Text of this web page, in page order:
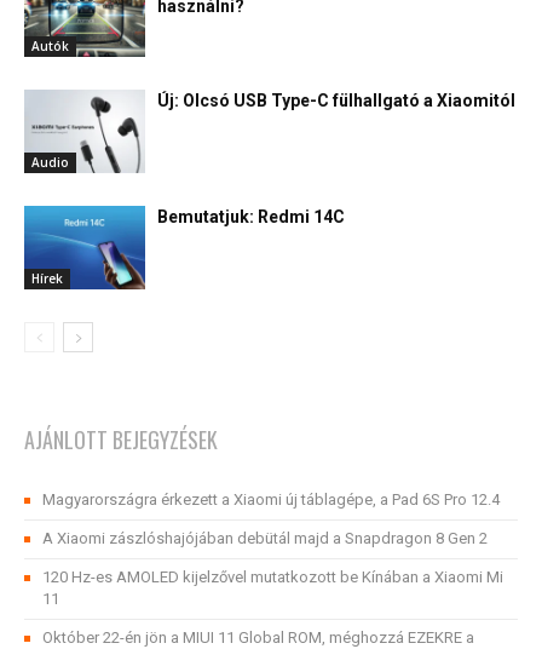
Autók
használni?
Audio
Új: Olcsó USB Type-C fülhallgató a Xiaomitól
Hírek
Bemutatjuk: Redmi 14C
AJÁNLOTT BEJEGYZÉSEK
Magyarországra érkezett a Xiaomi új táblagépe, a Pad 6S Pro 12.4
A Xiaomi zászlóshajójában debütál majd a Snapdragon 8 Gen 2
120 Hz-es AMOLED kijelzővel mutatkozott be Kínában a Xiaomi Mi
11
Október 22-én jön a MIUI 11 Global ROM, méghozzá EZEKRE a